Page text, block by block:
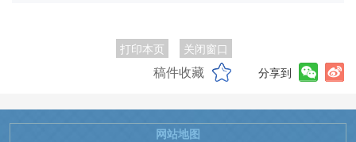
打印本页 关闭窗口
稿件收藏 分享到
网站地图